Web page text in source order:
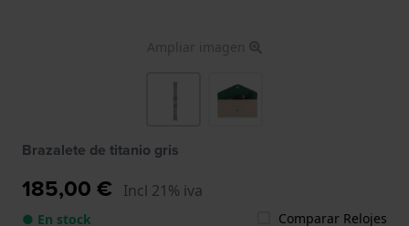
Ampliar imagen
Brazalete de titanio gris
185,00 € Incl 21% iva
● En stock Comparar Relojes